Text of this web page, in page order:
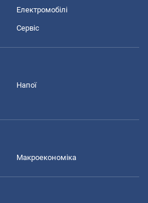
Електромобілі
Сервіс
Напої
Макроекономіка